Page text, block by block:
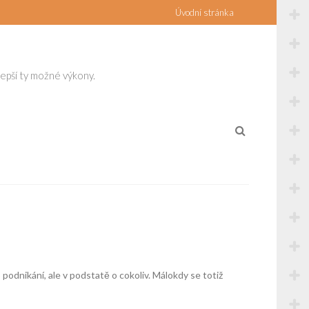
Úvodní stránka
ty možné výkony.
ale v podstatě o cokoliv. Málokdy se totiž